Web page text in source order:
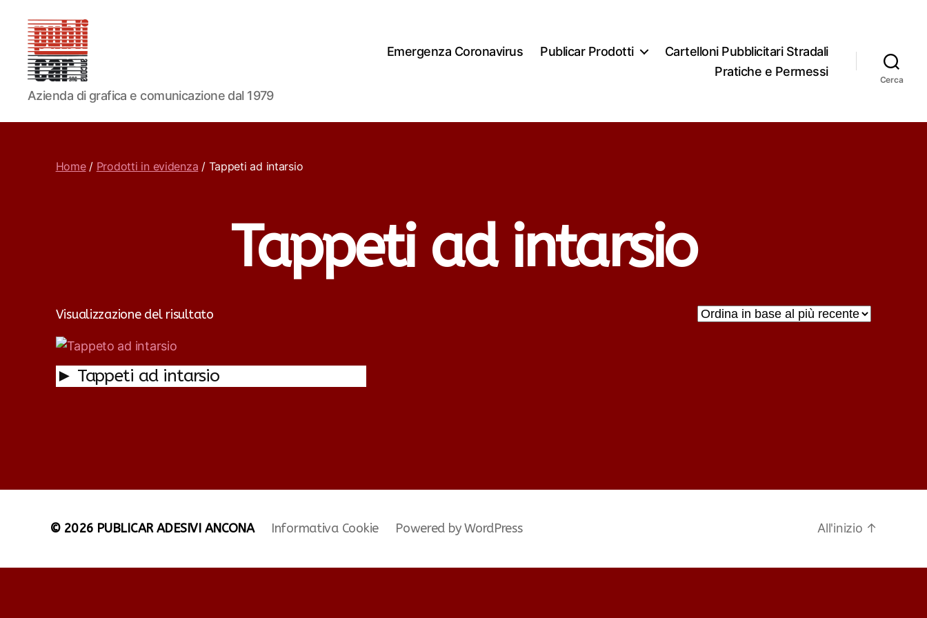
PUBLICAR
ADESIVI
Azienda di grafica e comunicazione dal 1979
Emergenza Coronavirus Publicar Prodotti
Cartelloni Pubblicitari Stradali
Pratiche e Permessi
Cerca
Home/ Prodotti in evidenza / Tappeti ad intarsio
Tappeti ad intarsio
Visualizzazione del risultato
► Tappeti ad intarsio
© 2026 PUBLICAR ADESIVI ANCONA Informativa Cookie Powered by WordPress All'inizio ↑